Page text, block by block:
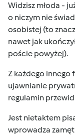
Widzisz młoda -
o niczym nie
osobistej (to
nawet jak
poście powyżej).
Z każdego innego
ujawnianie
regulamin
Jest nietaktem
wprowadza